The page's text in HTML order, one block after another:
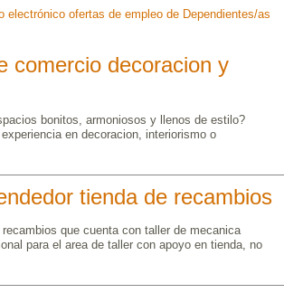
electrónico ofertas de empleo de Dependientes/as
comercio decoracion y
bonitos, armoniosos y llenos de estilo?
en decoracion, interiorismo o
tienda de recambios
que cuenta con taller de mecanica
para el area de taller con apoyo en tienda, no